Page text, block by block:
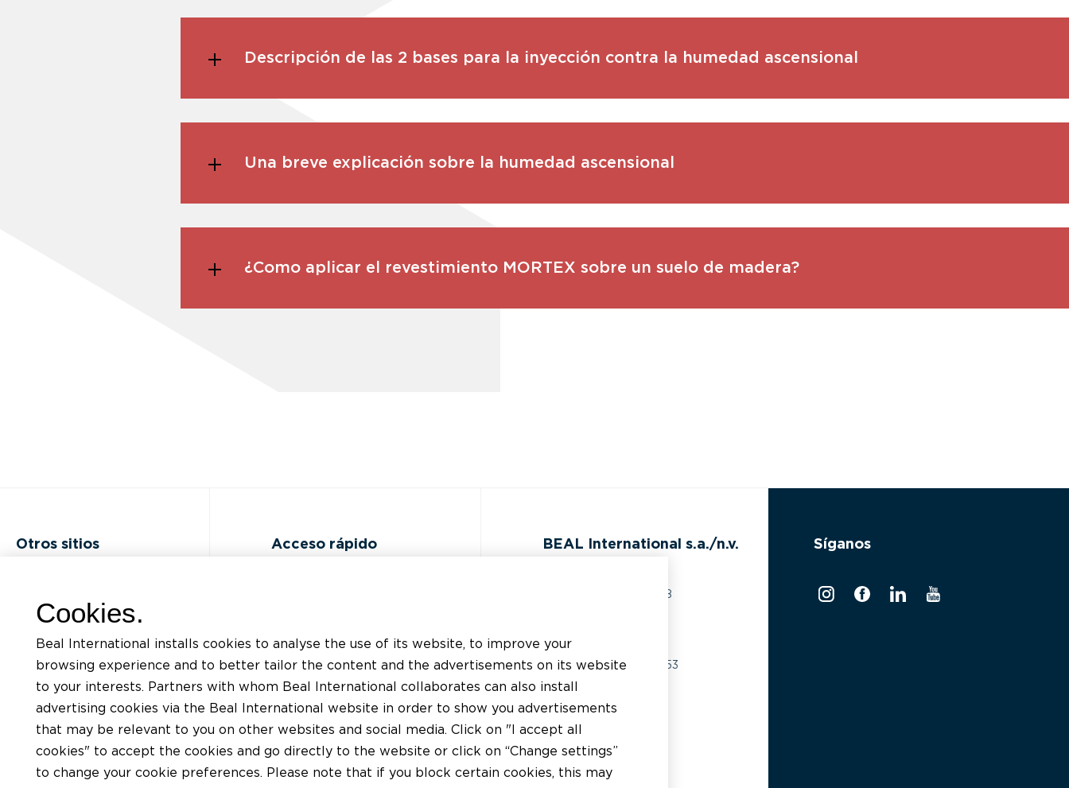
Descripción de las 2 bases para la inyección contra la humedad ascensional
Una breve explicación sobre la humedad ascensional
¿Como aplicar el revestimiento MORTEX sobre un suelo de madera?
Otros sitios
Contactar
Politica de confidencialidad
Condiciones de Uso del sitio
Carta de cookies
Acceso rápido
Solicitud de asistencia técnica
Encontrar un aplicador
BEAL International s.a./n.v.
Rue du Tronquoy, 8
IVA:BE0414.592.153
info@beal.be
Síganos
Cookies.
Beal International installs cookies to analyse the use of its website, to improve your
browsing experience and to better tailor the content and the advertisements on its website
to your interests. Partners with whom Beal International collaborates can also install
advertising cookies via the Beal International website in order to show you advertisements
that may be relevant to you on other websites and social media. Click on "I accept all
cookies" to accept the cookies and go directly to the website or click on “Change settings”
to change your cookie preferences. Please note that if you block certain cookies, this may